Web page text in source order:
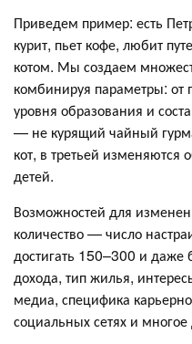
Приведем пример: есть
курит, пьет кофе, любит
котом. Мы создаем
комбинируя параметры: от
уровня образования и
— не курящий чайный
кот, в третьей изменяются
детей.
Возможностей для
количество — число
достигать 150–300 и даже
дохода, тип жилья,
медиа, специфика
социальных сетях и многое